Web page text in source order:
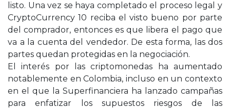
listo. Una vez se haya completado el proceso legal y
CryptoCurrency 10 reciba el visto bueno por parte
del comprador, entonces es que libera el pago que
va a la cuenta del vendedor. De esta forma, las dos
partes quedan protegidas en la negociación.
El interés por las criptomonedas ha aumentado
notablemente en Colombia, incluso en un contexto
en el que la Superfinanciera ha lanzado campañas
para enfatizar los supuestos riesgos de las